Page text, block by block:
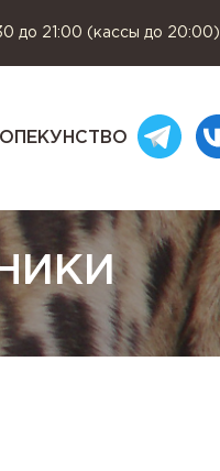
до 21:00 (кассы до 20:00).
ОПЕКУНСТВО